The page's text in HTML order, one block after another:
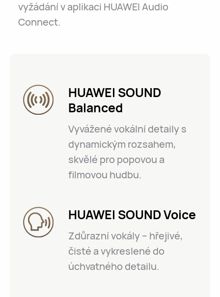
vyžádání v aplikaci HUAWEI Audio
Connect.
HUAWEI SOUND
Balanced
Vyvážené vokální detaily s
dynamickým rozsahem,
skvělé pro popovou a
filmovou hudbu.
HUAWEI SOUND Voice
Zdůrazní vokály – hřejivé,
čisté a vykreslené do
úchvatného detailu.